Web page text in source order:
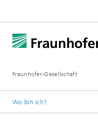
Fraunhofer-Gesellschaft
Wo bin ich?